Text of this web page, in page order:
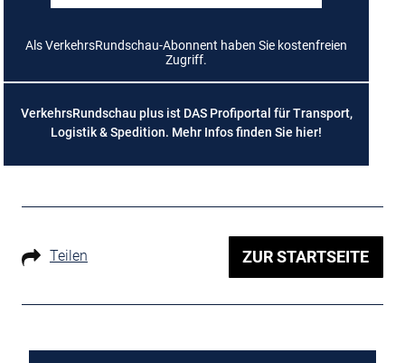
Als VerkehrsRundschau-Abonnent haben Sie kostenfreien
Zugriff.
VerkehrsRundschau plus ist DAS Profiportal für Transport,
Logistik & Spedition. Mehr Infos finden Sie hier!
Teilen ZUR STARTSEITE